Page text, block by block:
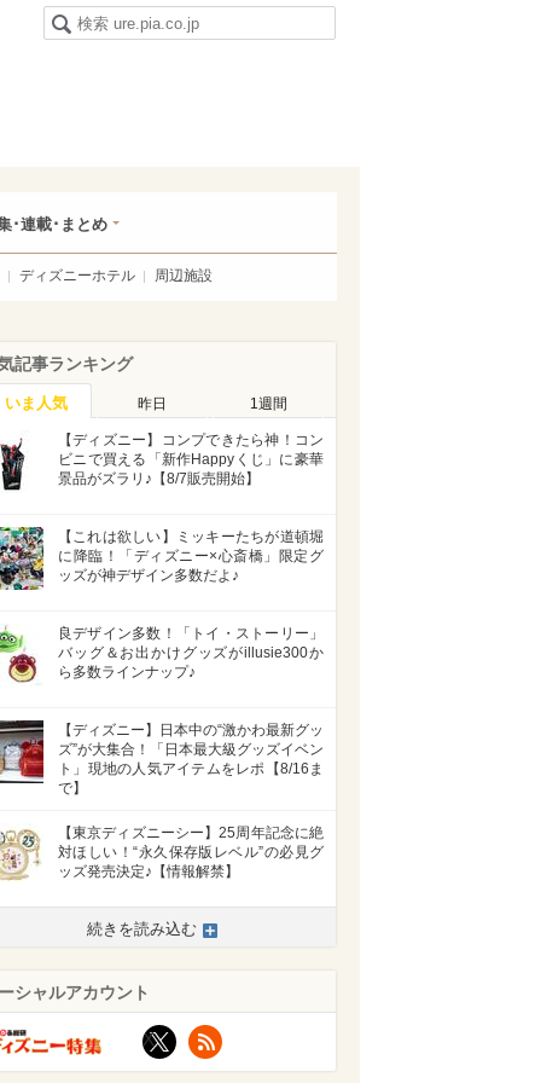
･連載･まとめ
ディズニーホテル 周辺施設
記事ランキング
いま人気 昨日 1週間
【ディズニー】コンプできたら神！コン
ビニで買える「新作Happyくじ」に豪華
景品がズラリ♪【8/7販売開始】
【これは欲しい】ミッキーたちが道頓堀
に降臨！「ディズニー×心斎橋」限定グ
ッズが神デザイン多数だよ♪
良デザイン多数！「トイ・ストーリー」
バッグ＆お出かけグッズがillusie300か
ら多数ラインナップ♪
【ディズニー】日本中の“激かわ最新グッ
ズ”が大集合！「日本最大級グッズイベン
ト」現地の人気アイテムをレポ【8/16ま
で】
【東京ディズニーシー】25周年記念に絶
対ほしい！“永久保存版レベル”の必見グ
ッズ発売決定♪【情報解禁】
続きを読み込む
シャルアカウント
X